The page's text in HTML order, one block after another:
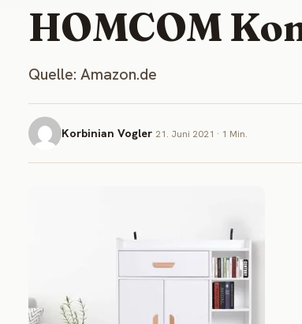
HOMCOM
Quelle: Amazon.de
Korbinian Vogler 21. Juni 2021 · 1 Min.